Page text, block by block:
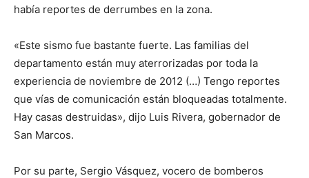
había reportes de derrumbes en la zona.
«Este sismo fue bastante fuerte. Las familias del
departamento están muy aterrorizadas por toda la
experiencia de noviembre de 2012 (…) Tengo reportes
que vías de comunicación están bloqueadas totalmente.
Hay casas destruidas», dijo Luis Rivera, gobernador de
San Marcos.
Por su parte, Sergio Vásquez, vocero de bomberos